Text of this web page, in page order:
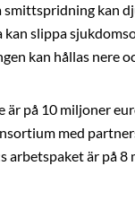
smittspridning kan
slippa
kan hållas nere
är på 10 miljoner
med
arbetspaket är på